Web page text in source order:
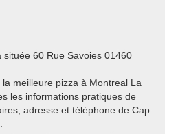
60 Rue Savoies 01460
meilleure pizza à Montreal La
les informations pratiques de
adresse et téléphone de Cap